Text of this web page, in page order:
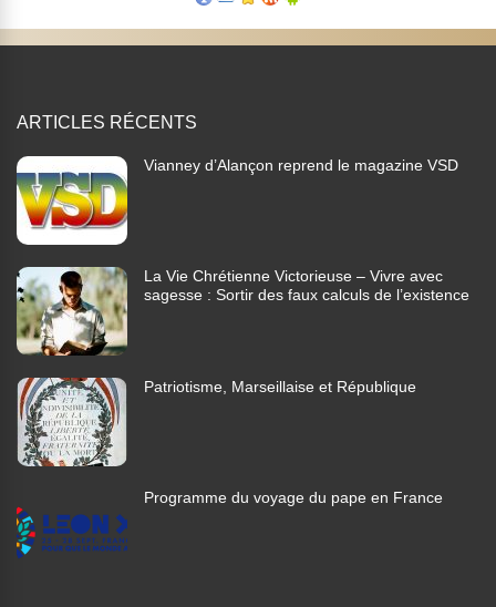
ARTICLES RÉCENTS
Vianney d’Alançon reprend le magazine VSD
La Vie Chrétienne Victorieuse – Vivre avec
sagesse : Sortir des faux calculs de l’existence
Patriotisme, Marseillaise et République
Programme du voyage du pape en France